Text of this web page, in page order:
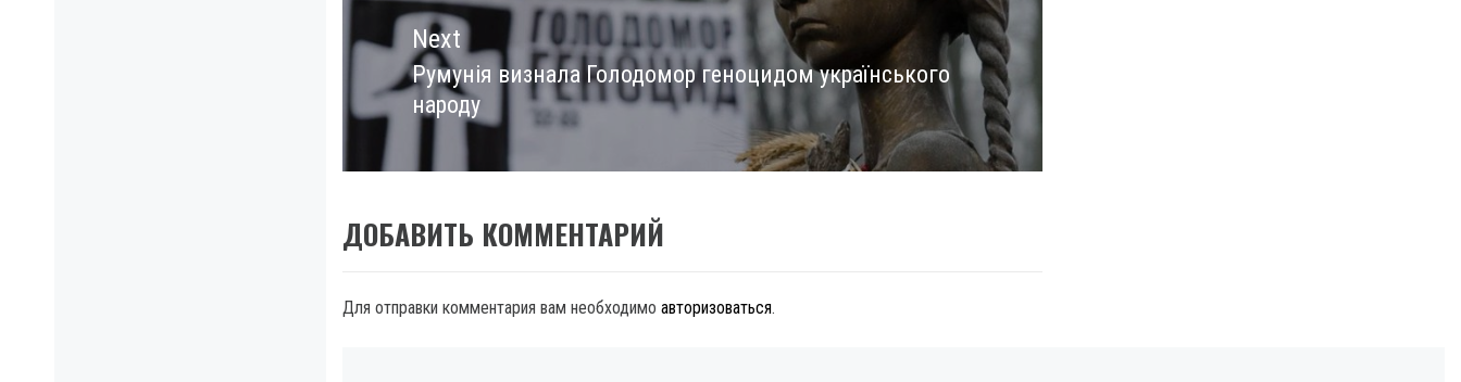
Next
Next
post:
Румунія визнала Голодомор геноцидом українського
народу
ДОБАВИТЬ КОММЕНТАРИЙ
Для отправки комментария вам необходимо авторизоваться.